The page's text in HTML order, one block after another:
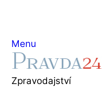
Menu
Zpravodajství